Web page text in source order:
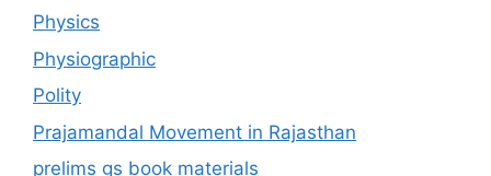
Physics
Physiographic
Polity
Prajamandal Movement in Rajasthan
prelims gs book materials